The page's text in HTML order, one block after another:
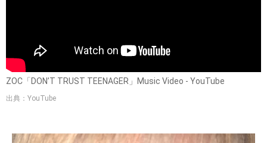
ZOC「DON’T TRUST TEENAGER」Music Video - YouTube
出典：YouTube